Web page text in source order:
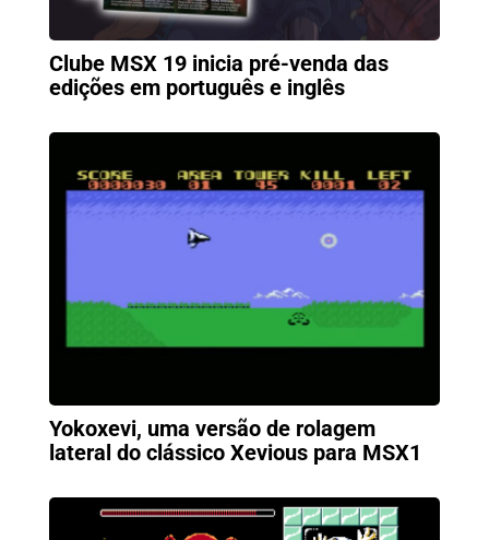
Clube MSX 19 inicia pré-venda das
edições em português e inglês
Yokoxevi, uma versão de rolagem
lateral do clássico Xevious para MSX1